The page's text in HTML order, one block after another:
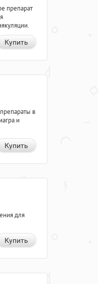
препарат
Купить
в
и
Купить
для
Купить